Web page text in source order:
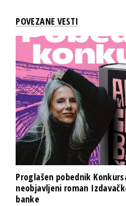
POVEZANE VESTI
Proglašen pobednik
neobjavljeni roman
banke